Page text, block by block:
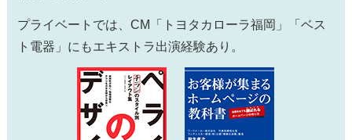
プライベートでは、CM「トヨタカローラ福岡」「ベス
ト電器」にもエキストラ出演経験あり。